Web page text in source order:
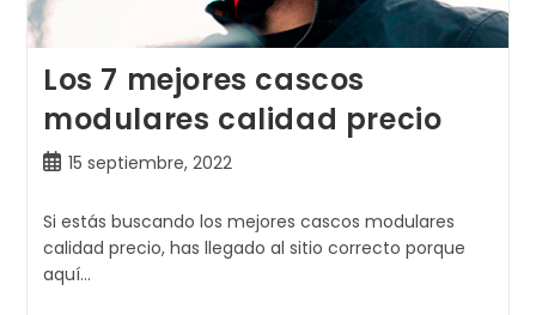
Los 7 mejores cascos
modulares calidad precio
Publicación
la
entrada:
15 septiembre, 2022
Si estás buscando los mejores cascos modulares
calidad precio, has llegado al sitio correcto porque
aquí…